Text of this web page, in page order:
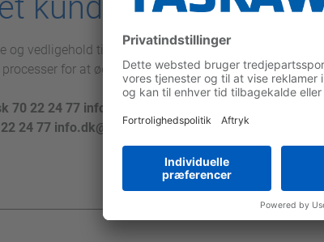
kundeservice
og vedligehold tilpasset vores produkter i hele deres
for at øge produktiviteten og oppe tiden i
70 22 24 77 info.dk@yaskawa.eu.com
24 77 info.dk@yaskawa.eu.com